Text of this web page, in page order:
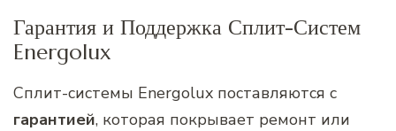
Гарантия и Поддержка Сплит-Систем
Energolux
Сплит-системы Energolux поставляются с
гарантией, которая покрывает ремонт или